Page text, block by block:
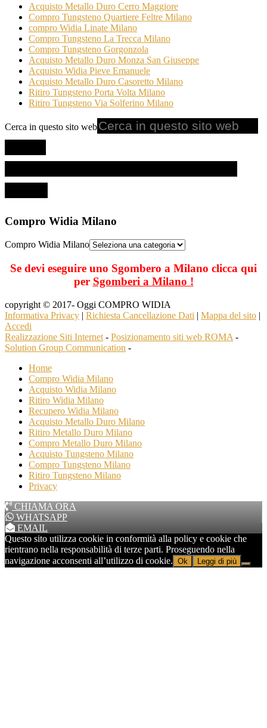
Acquisto Metallo Duro Cerro Maggiore
Compro Tungsteno Quartiere Feltre Milano
compro Widia Linate Milano
Compro Tungsteno La Trecca Milano
Compro Tungsteno Gorgonzola
Acquisto Metallo Duro Monza San Giuseppe
Acquisto Widia Pieve Emanuele
Acquisto Metallo Duro Casoretto Milano
Ritiro Tungsteno Porta Volta Milano
Ritiro Tungsteno Via Solferino Milano
Cerca in questo sito web
Compro Widia Milano
Compro Widia Milano
Se devi eseguire uno Sgombero a Milano clicca qui
per Sgomberi a Milano !
copyright © 2017- Oggi COMPRO WIDIA
Informativa Privacy | Richiesta Cancellazione Dati | Mappa del sito |
Accedi
Realizzazione Siti Internet - Posizionamento siti web ROMA -
Solution Group Communication -
Home
Compro Widia Milano
Acquisto Widia Milano
Ritiro Widia Milano
Recupero Widia Milano
Acquisto Metallo Duro Milano
Ritiro Metallo Duro Milano
Compro Metallo Duro Milano
Acquisto Tungsteno Milano
Compro Tungsteno Milano
Ritiro Tungsteno Milano
Privacy
CHIAMA ORA
WHATSAPP
EMAIL
Questo sito utilizza cookie in conformità alla policy e cookie che
rientrano nella responsabilità di terze parti. Proseguendo nella
navigazione acconsenti all’utilizzo di cookie. Ok Leggi di più